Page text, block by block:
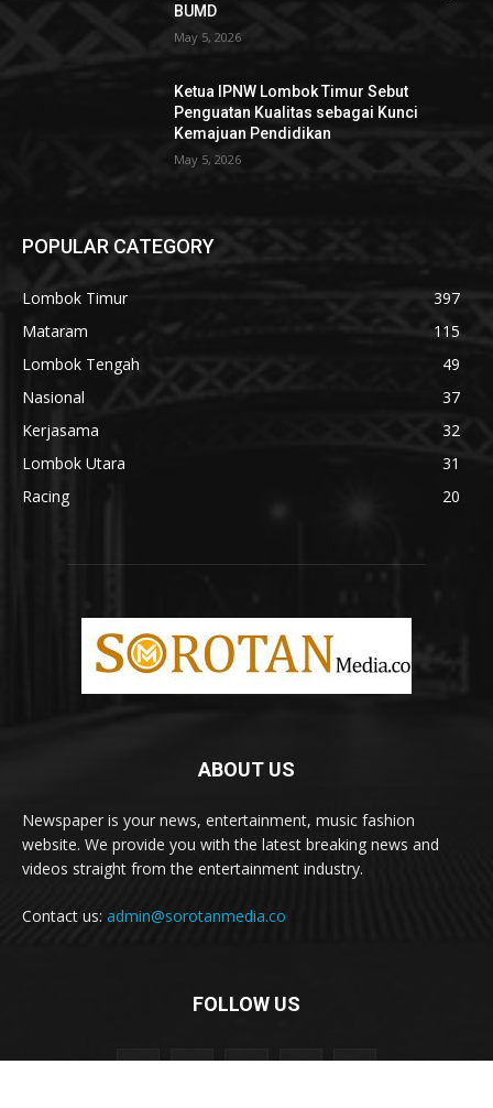
BUMD
May 5, 2026
Ketua IPNW Lombok Timur Sebut
Penguatan Kualitas sebagai Kunci
Kemajuan Pendidikan
May 5, 2026
POPULAR CATEGORY
Lombok Timur
397
Mataram
115
Lombok Tengah
49
Nasional
37
Kerjasama
32
Lombok Utara
31
Racing
20
ABOUT US
Newspaper is your news, entertainment, music fashion
website. We provide you with the latest breaking news and
videos straight from the entertainment industry.
Contact us: admin@sorotanmedia.co
FOLLOW US